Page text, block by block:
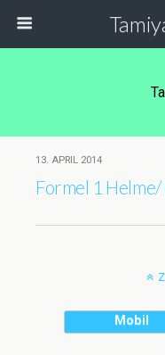
13. APRIL 2014
Formel 1 Helme/
Mobil